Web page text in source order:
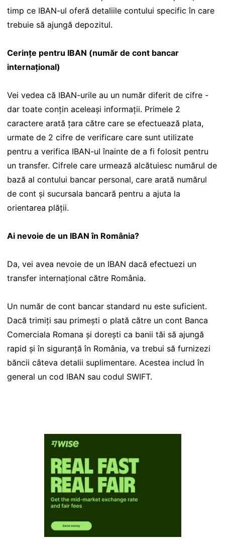
timp ce IBAN-ul oferă detaliile contului specific în care
trebuie să ajungă depozitul.
Cerințe pentru IBAN (număr de cont bancar
internațional)
Vei vedea că IBAN-urile au un număr diferit de cifre -
dar toate conțin aceleași informații. Primele 2
caractere arată țara către care se efectuează plata,
urmate de 2 cifre de verificare care sunt utilizate
pentru a verifica IBAN-ul înainte de a fi folosit pentru
un transfer. Cifrele care urmează alcătuiesc numărul de
bază al contului bancar personal, care arată numărul
de cont și sucursala bancară pentru a ajuta la
orientarea plății.
Ai nevoie de un IBAN în România?
Da, vei avea nevoie de un IBAN dacă efectuezi un
transfer internațional către România.
Un număr de cont bancar standard nu este suficient.
Dacă trimiți sau primești o plată către un cont Banca
Comerciala Romana și dorești ca banii tăi să ajungă
rapid și în siguranță în România, va trebui să furnizezi
băncii câteva detalii suplimentare. Acestea includ în
general un cod IBAN sau codul SWIFT.